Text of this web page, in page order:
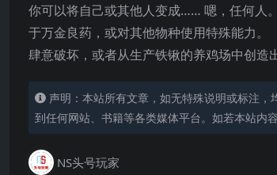
你可以将自己或其他人变成…… 嗯，任何人
于万金良药，或对其他物种使用特殊能力。
肆意破坏，或者从生产铁锹的养鸡场中创
声明：本站所有文章，如无特殊说明或标注
到任何网站、书籍等各类媒体平台。如若本站内
NS头号玩家